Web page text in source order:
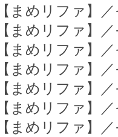
まめリファ】
まめリファ】
まめリファ】
まめリファ】
まめリファ】
まめリファ】
まめリファ】